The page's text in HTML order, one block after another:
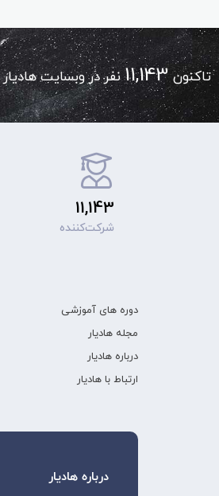
تاکنون11,143نفر در وبسایت
11,143
شرکت‌کننده
دوره های آموزشی
مجله هادیار
درباره هادیار
ارتباط با هادیار
درباره هادیار